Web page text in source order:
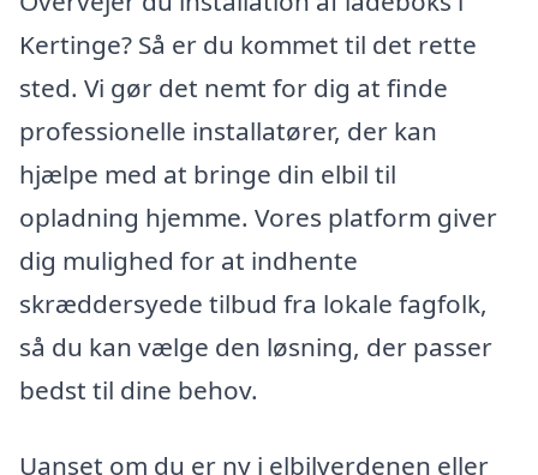
Kertinge? Så er du kommet til det rette
sted. Vi gør det nemt for dig at finde
professionelle installatører, der kan
hjælpe med at bringe din elbil til
opladning hjemme. Vores platform giver
dig mulighed for at indhente
skræddersyede tilbud fra lokale fagfolk,
så du kan vælge den løsning, der passer
bedst til dine behov.
Uanset om du er ny i elbilverdenen eller